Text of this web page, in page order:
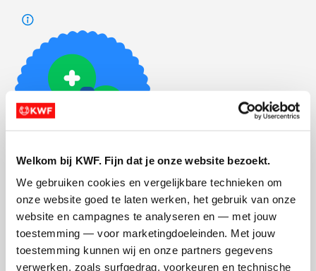
Welkom bij KWF. Fijn dat je onze website bezoekt.
We gebruiken cookies en vergelijkbare technieken om
onze website goed te laten werken, het gebruik van onze
website en campagnes te analyseren en — met jouw
toestemming — voor marketingdoeleinden. Met jouw
toestemming kunnen wij en onze partners gegevens
verwerken, zoals surfgedrag, voorkeuren en technische
Foto’s toegevoegd